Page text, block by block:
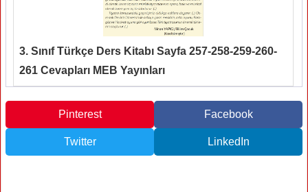
3. Sınıf Türkçe Ders Kitabı Sayfa 257-258-259-260-
261 Cevapları MEB Yayınları
Pinterest Facebook
Twitter LinkedIn